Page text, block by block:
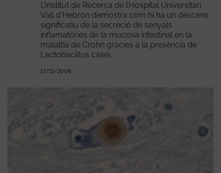
L’Institut de Recerca de l’Hospital Universitari
Vall d'Hebron demostra com hi ha un descens
significatiu de la secreció de senyals
inflamatòries de la mucosa intestinal en la
malaltia de Crohn gràcies a la presència de
Lactobacillus casei.
17/11/2008